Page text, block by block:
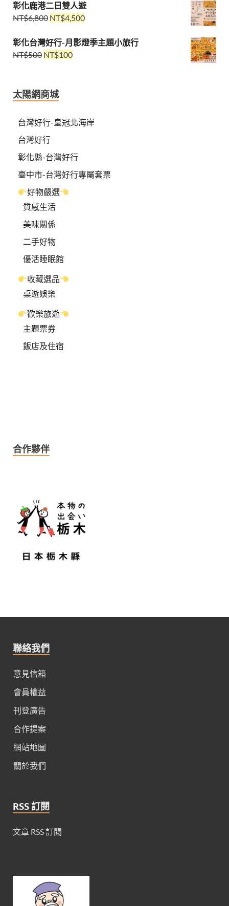
彰化鹿港二日雙人遊
NT$6,800 NT$4,500
彰化台灣好行-月影燈季主題小旅行
NT$500 NT$100
太陽網商城
台灣好行-皇冠北海岸
台灣好行
彰化縣-台灣好行
臺中市-台灣好行專屬套票
好物嚴選
質感生活
美味關係
二手好物
優活睡眠館
收藏選品
桌遊娛樂
歡樂旅遊
主題票券
飯店及住宿
合作夥伴
聯絡我們
意見信箱
會員權益
刊登廣告
合作提案
網站地圖
關於我們
RSS 訂閱
文章 RSS 訂閱